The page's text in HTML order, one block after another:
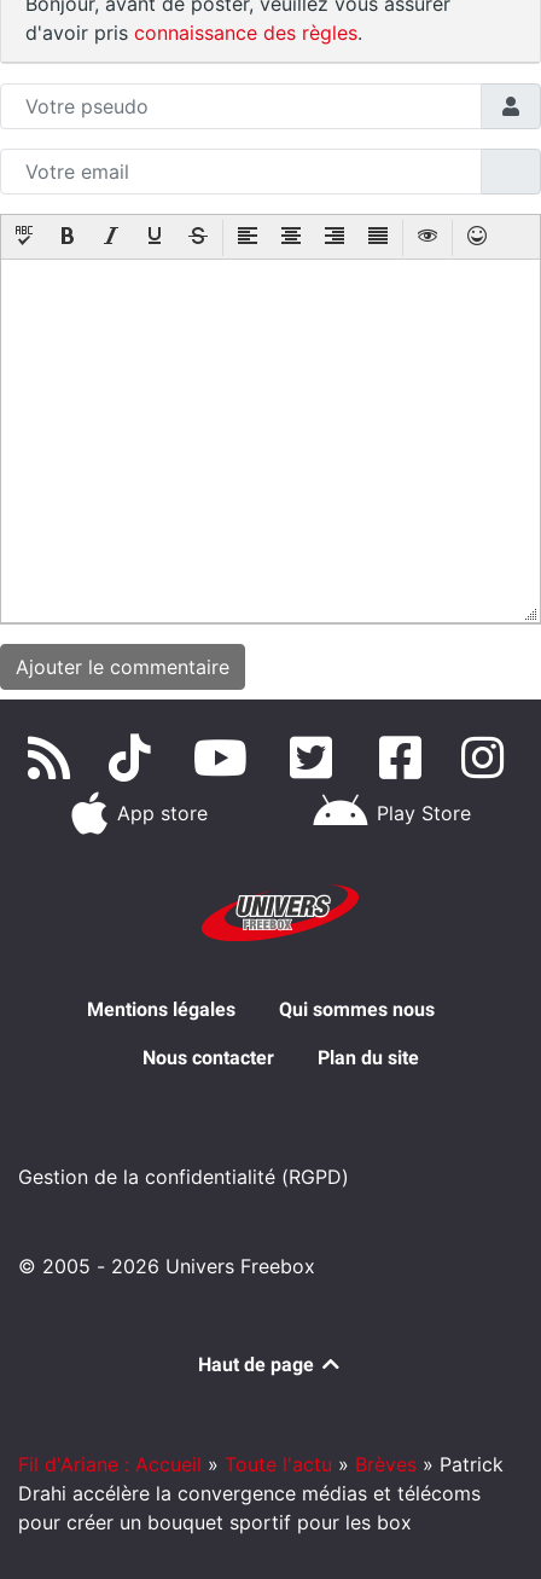
d'avoir pris connaissance des règles.
App store Play Store
Mentions légales Qui sommes nous
Nous contacter Plan du site
Gestion de la confidentialité (RGPD)
© 2005 - 2026 Univers Freebox
Haut de page
Fil d'Ariane : Accueil » Toute l'actu » Brèves » Patrick
Drahi accélère la convergence médias et télécoms
pour créer un bouquet sportif pour les box